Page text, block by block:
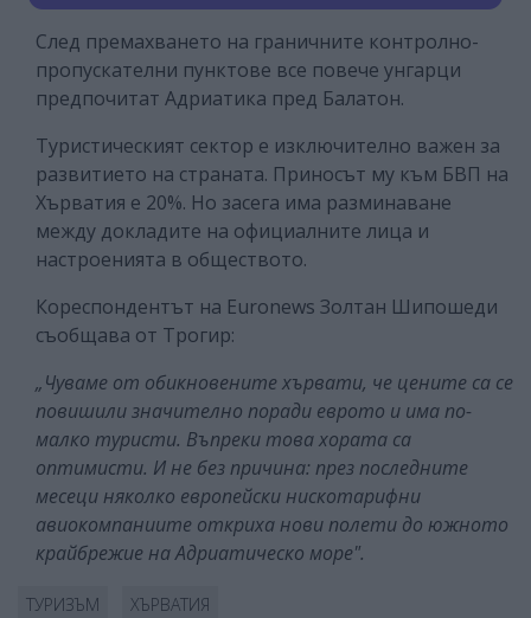
След премахването на граничните контролно-
пропускателни пунктове все повече унгарци
предпочитат Адриатика пред Балатон.
Туристическият сектор е изключително важен за
развитието на страната. Приносът му към БВП на
Хърватия е 20%. Но засега има разминаване
между докладите на официалните лица и
настроенията в обществото.
Кореспондентът на Euronews Золтан Шипошеди
съобщава от Трогир:
„Чуваме от обикновените хървати, че цените са се
повишили значително поради еврото и има по-
малко туристи. Въпреки това хората са
оптимисти. И не без причина: през последните
месеци няколко европейски нискотарифни
авиокомпаниите откриха нови полети до южното
крайбрежие на Адриатическо море".
ТУРИЗЪМ ХЪРВАТИЯ